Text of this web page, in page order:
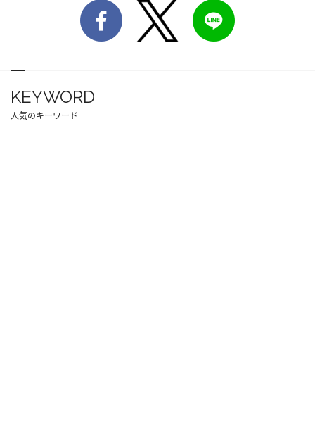
KEYWORD
人気のキーワード